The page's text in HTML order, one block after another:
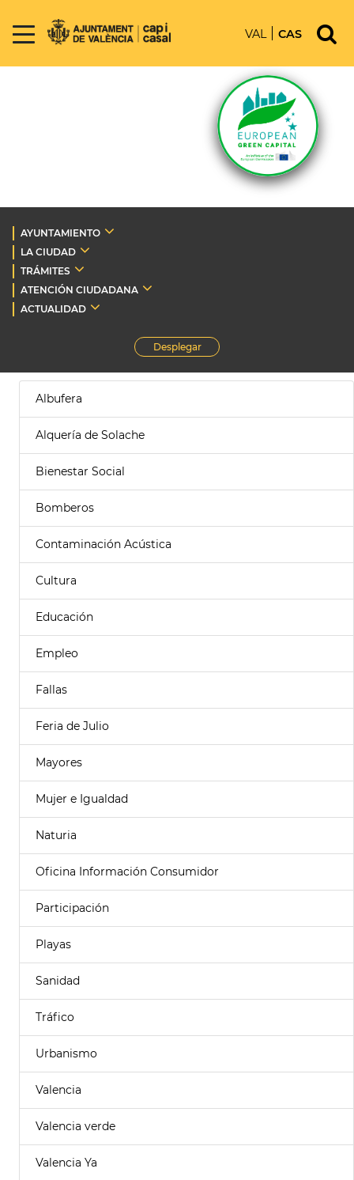
VAL CAS
AYUNTAMIENTO
LA CIUDAD
TRÁMITES
ATENCIÓN CIUDADANA
ACTUALIDAD
Desplegar
Albufera
Alquería de Solache
Bienestar Social
Bomberos
Contaminación Acústica
Cultura
Educación
Empleo
Fallas
Feria de Julio
Mayores
Mujer e Igualdad
Naturia
Oficina Información Consumidor
Participación
Playas
Sanidad
Tráfico
Urbanismo
Valencia
Valencia verde
Valencia Ya